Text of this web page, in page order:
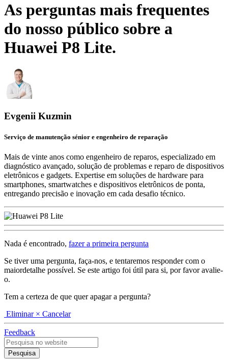
As perguntas mais frequentes
do nosso público sobre a
Huawei P8 Lite.
Evgenii Kuzmin
Serviço de manutenção sénior e engenheiro de reparação
Mais de vinte anos como engenheiro de reparos, especializado em
diagnóstico avançado, solução de problemas e reparo de dispositivos
eletrônicos e gadgets. Expertise em soluções de hardware para
smartphones, smartwatches e dispositivos eletrônicos de ponta,
entregando precisão e inovação em cada desafio técnico.
Nada é encontrado, fazer a primeira pergunta
Se tiver uma pergunta, faça-nos, e tentaremos responder com o
maiordetalhe possível. Se este artigo foi útil para si, por favor avalie-
o.
Tem a certeza de que quer apagar a pergunta?
Eliminar × Cancelar
Feedback